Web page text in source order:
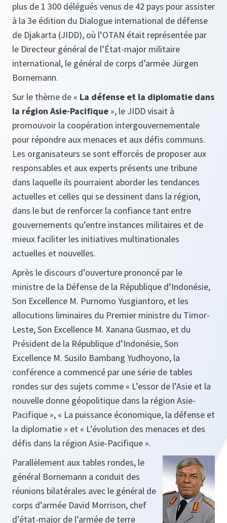
plus de 1 300 délégués venus de 42 pays pour assister
à la 3e édition du Dialogue international de défense
de Djakarta (JIDD), où l’OTAN était représentée par
le Directeur général de l’État-major militaire
international, le général de corps d’armée Jürgen
Bornemann.
Sur le thème de « La défense et la diplomatie dans
la région Asie-Pacifique », le JIDD visait à
promouvoir la coopération intergouvernementale
pour répondre aux menaces et aux défis communs.
Les organisateurs se sont efforcés de proposer aux
responsables et aux experts présents une tribune
dans laquelle ils pourraient aborder les tendances
actuelles et celles qui se dessinent dans la région,
dans le but de renforcer la confiance tant entre
gouvernements qu’entre instances militaires et de
mieux faciliter les initiatives multinationales
actuelles et nouvelles.
Après le discours d’ouverture prononcé par le
ministre de la Défense de la République d’Indonésie,
Son Excellence M. Purnomo Yusgiantoro, et les
allocutions liminaires du Premier ministre du Timor-
Leste, Son Excellence M. Xanana Gusmao, et du
Président de la République d’Indonésie, Son
Excellence M. Susilo Bambang Yudhoyono, la
conférence a commencé par une série de tables
rondes sur des sujets comme « L’essor de l’Asie et la
nouvelle donne géopolitique dans la région Asie-
Pacifique », « La puissance économique, la défense et
la diplomatie » et « L’évolution des menaces et des
défis dans la région Asie-Pacifique ».
Parallèlement aux tables rondes, le
général Bornemann a conduit des
réunions bilatérales avec le général de
corps d’armée David Morrison, chef
d’état-major de l’armée de terre